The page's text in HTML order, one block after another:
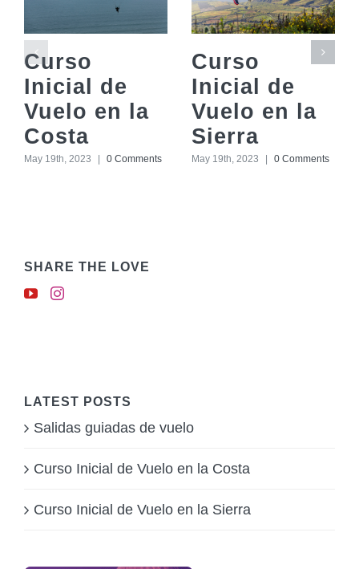
Curso
Inicial de
Vuelo en la
Costa
May 19th, 2023 | 0 Comments
Curso
Inicial de
Vuelo en la
Sierra
May 19th, 2023 0 Comments
SHARE THE LOVE
LATEST POSTS
Salidas guiadas de vuelo
Curso Inicial de Vuelo en la Costa
Curso Inicial de Vuelo en la Sierra